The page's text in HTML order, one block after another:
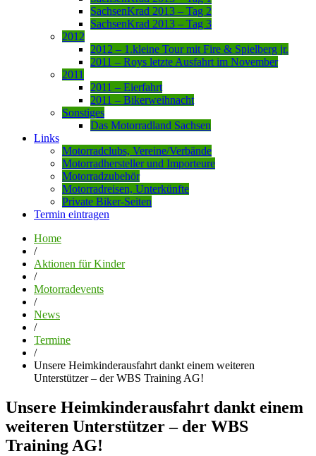
SachsenKrad 2013 – Tag 2
SachsenKrad 2013 – Tag 3
2012
2012 – 1.kleine Tour mit Fire & Spielberg jr.
2011 – Roys letzte Ausfahrt im November
2011
2011 – Eierfahrt
2011 – Bikerweihnacht
Sonstiges
Das Motorradland Sachsen
Links
Motorradclubs, Vereine/Verbände
Motorradhersteller und Importeure
Motorradzubehör
Motorradreisen, Unterkünfte
Private Biker-Seiten
Termin eintragen
Home
/
Aktionen für Kinder
/
Motorradevents
/
News
/
Termine
/
Unsere Heimkinderausfahrt dankt einem weiteren
Unterstützer – der WBS Training AG!
Unsere Heimkinderausfahrt dankt einem
weiteren Unterstützer – der WBS
Training AG!